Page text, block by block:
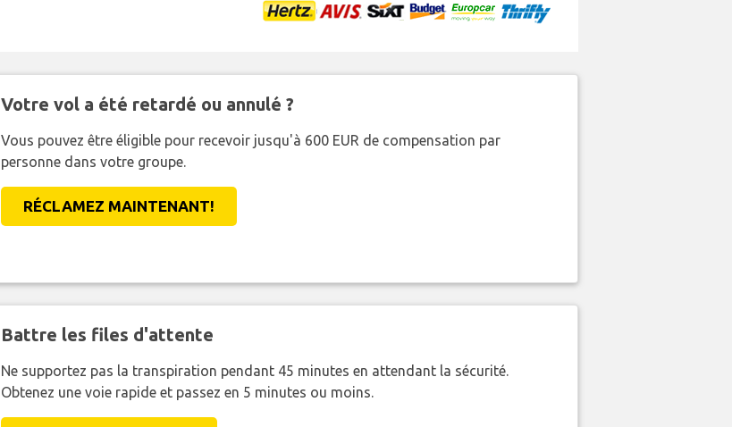
Votre vol a été retardé ou annulé ?
Vous pouvez être éligible pour recevoir jusqu'à 600 EUR de compensation par
personne dans votre groupe.
RÉCLAMEZ MAINTENANT!
Battre les files d'attente
Ne supportez pas la transpiration pendant 45 minutes en attendant la sécurité.
Obtenez une voie rapide et passez en 5 minutes ou moins.